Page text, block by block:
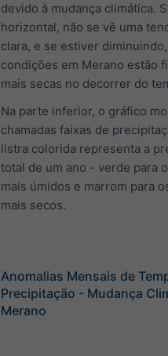
devido à mudança climática.
horizontal, não se vê uma
clara, e se estiver
condições em Merano estão
mais secas no decorrer do
Na parte inferior, o gráfico
chamadas faixas de
listra colorida representa a
total de um ano - verde para
mais úmidos e marrom para
mais secos.
Anomalias Mensais de
Precipitação - Mudança
Merano